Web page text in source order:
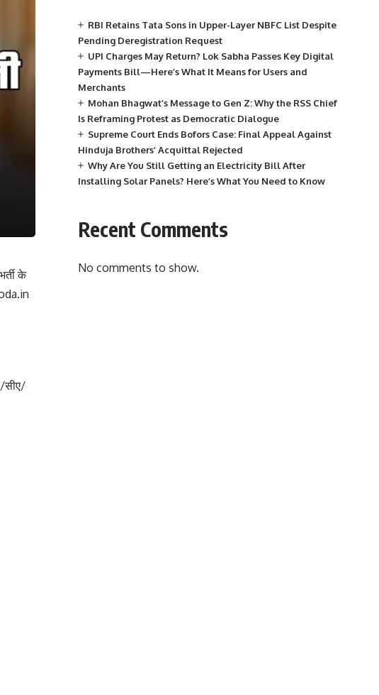
के
सीए/
RBI Retains Tata Sons in Upper-Layer NBFC List Despite
Pending Deregistration Request
UPI Charges May Return? Lok Sabha Passes Key Digital
Payments Bill—Here’s What It Means for Users and
Merchants
Mohan Bhagwat’s Message to Gen Z: Why the RSS Chief
Is Reframing Protest as Democratic Dialogue
Supreme Court Ends Bofors Case: Final Appeal Against
Hinduja Brothers’ Acquittal Rejected
Why Are You Still Getting an Electricity Bill After
Installing Solar Panels? Here’s What You Need to Know
Recent Comments
No comments to show.